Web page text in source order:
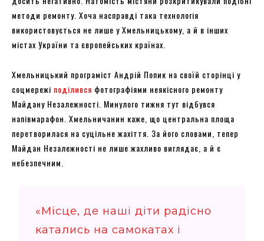
методи ремонту. Хоча насправді така технологія
використовується не лише у Хмельницькому, а й в інших
містах України та європейських країнах.
Хмельницький програміст Андрій Попик на своїй сторінці у
соцмережі поділився фотографіями неякісного ремонту
Майдану Незалежності. Минулого тижня тут відбувся
напівмарафон. Хмельничанин каже, що центральна площа
перетворилася на суцільне жахіття. За його словами, тепер
Майдан Незалежності не лише жахливо виглядає, а й є
небезпечним.
«Місце, де наші діти радісно
катались на самокатах і